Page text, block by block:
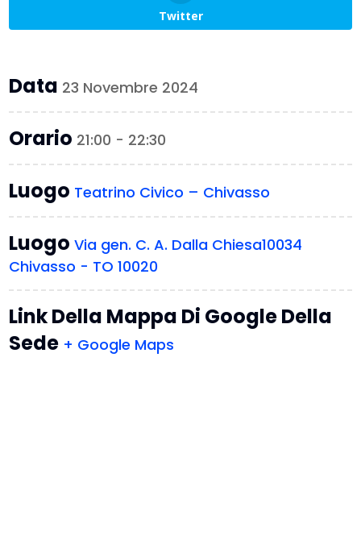
Twitter
Data 23 Novembre 2024
Orario 21:00 - 22:30
Luogo Teatrino Civico – Chivasso
LuogoVia gen. C. A. Dalla Chiesa10034
Chivasso - TO 10020
Link Della Mappa Di Google Della
Sede + Google Maps